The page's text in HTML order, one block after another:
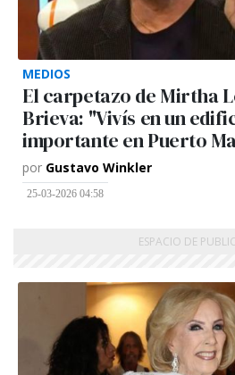
MEDIOS
El carpetazo de Mirtha
Brieva: "Vivís en un
importante en Puerto
por Gustavo Winkler
25-03-2026 04:58